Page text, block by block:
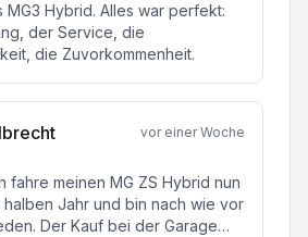
MG3 Hybrid. Alles war perfekt:
der Service, die
die Zuvorkommenheit.
vor einer Woche
halben Jahr und bin nach wie vor
Der Kauf bei der Garage